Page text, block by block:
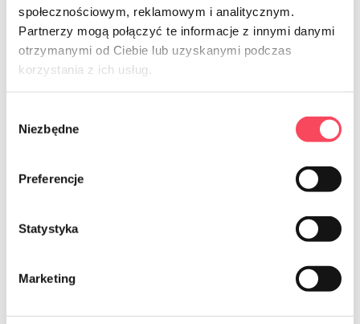
społecznościowym, reklamowym i analitycznym.
Partnerzy mogą połączyć te informacje z innymi danymi
otrzymanymi od Ciebie lub uzyskanymi podczas
korzystania z ich usług.
zgody
Niezbędne
Preferencje
Statystyka
Marketing
7564210
viGO! Premium nr.1 Krepšiai su
užtrauktuku 10 vnt
9,59 zlbrutto
- +